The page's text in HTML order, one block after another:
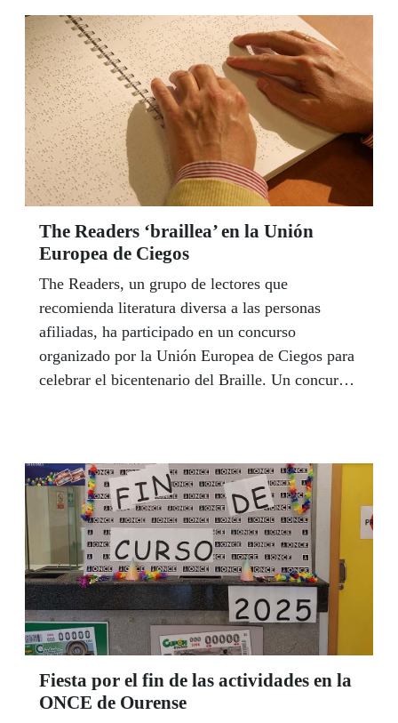
The Readers ‘braillea’ en la Unión
Europea de Ciegos
The Readers, un grupo de lectores que
recomienda literatura diversa a las personas
afiliadas, ha participado en un concurso
organizado por la Unión Europea de Ciegos para
celebrar el bicentenario del Braille. Un concurso
Fiesta por el fin de las actividades en la
ONCE de Ourense